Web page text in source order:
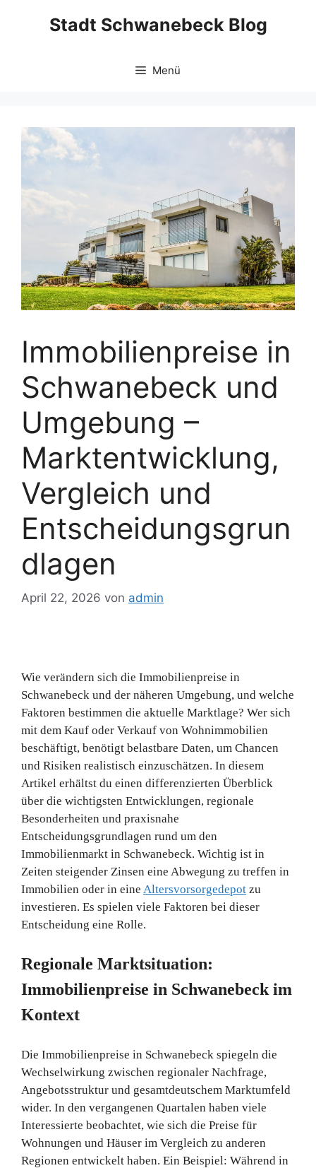
Stadt Schwanebeck Blog
Menü
Immobilienpreise in
Schwanebeck und
Umgebung –
Marktentwicklung,
Vergleich und
Entscheidungsgrun
dlagen
April 22, 2026 von admin
Wie verändern sich die Immobilienpreise in
Schwanebeck und der näheren Umgebung, und welche
Faktoren bestimmen die aktuelle Marktlage? Wer sich
mit dem Kauf oder Verkauf von Wohnimmobilien
beschäftigt, benötigt belastbare Daten, um Chancen
und Risiken realistisch einzuschätzen. In diesem
Artikel erhältst du einen differenzierten Überblick
über die wichtigsten Entwicklungen, regionale
Besonderheiten und praxisnahe
Entscheidungsgrundlagen rund um den
Immobilienmarkt in Schwanebeck. Wichtig ist in
Zeiten steigender Zinsen eine Abwegung zu treffen in
Immobilien oder in eine Altersvorsorgedepot zu
investieren. Es spielen viele Faktoren bei dieser
Entscheidung eine Rolle.
Regionale Marktsituation:
Immobilienpreise in Schwanebeck im
Kontext
Die Immobilienpreise in Schwanebeck spiegeln die
Wechselwirkung zwischen regionaler Nachfrage,
Angebotsstruktur und gesamtdeutschem Marktumfeld
wider. In den vergangenen Quartalen haben viele
Interessierte beobachtet, wie sich die Preise für
Wohnungen und Häuser im Vergleich zu anderen
Regionen entwickelt haben. Ein Beispiel: Während in